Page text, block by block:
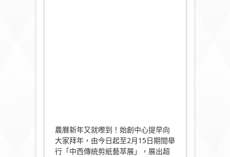
農曆新年又就嚟到！始創中心提早向
大家拜年，由今日起至2月15日期間舉
行「中西傳統剪紙藝萃展」，展出超